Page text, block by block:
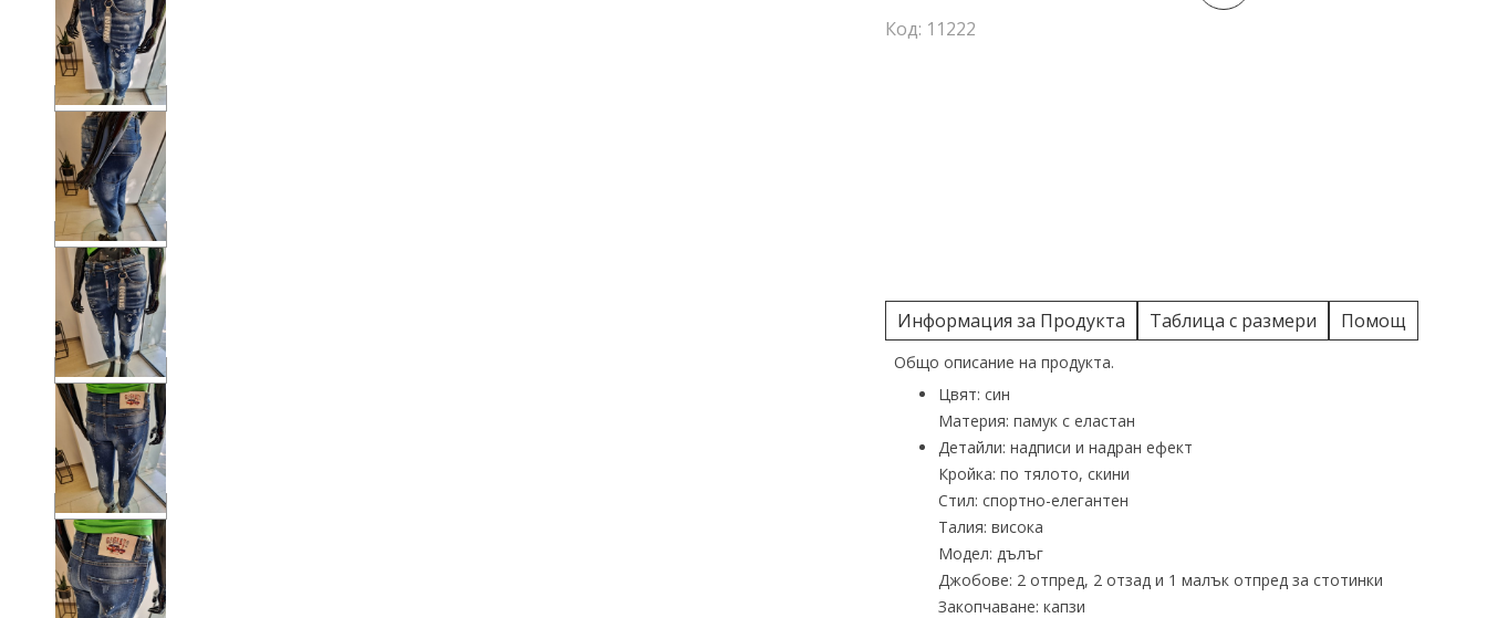
Код: 11222
Информация за Продукта Таблица с размери Помощ
Общо описание на продукта.
Цвят: син
Материя: памук с еластан
Детайли: надписи и надран ефект
Кройка: по тялото, скини
Стил: спортно-елегантен
Талия: висока
Модел: дълъг
Джобове: 2 отпред, 2 отзад и 1 малък отпред за стотинки
Закопчаване: капзи